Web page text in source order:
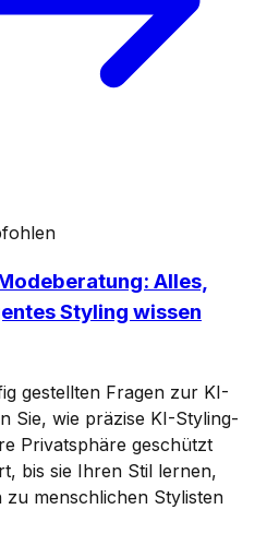
Alles,
Styling wissen
gestellten Fragen zur KI-
Sie, wie präzise KI-Styling-
Privatsphäre geschützt
bis sie Ihren Stil lernen,
zu menschlichen Stylisten